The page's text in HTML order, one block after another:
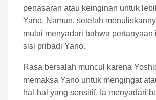
penasaran atau keinginan untuk
Yano. Namun, setelah
mulai menyadari bahwa pertanyaan
sisi pribadi Yano.
Rasa bersalah muncul karena
memaksa Yano untuk mengingat
hal-hal yang sensitif. Ia menyadari